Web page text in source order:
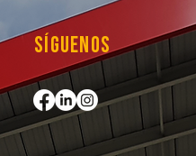
Síguenos